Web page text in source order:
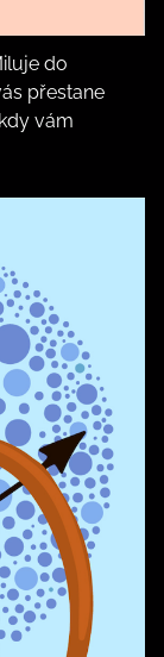
do
přestane
vám